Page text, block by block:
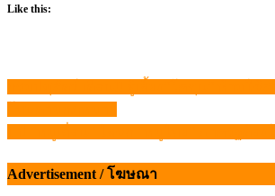
Like this:
แนะแนว
เรื่อง
Advertisement / โฆษณา